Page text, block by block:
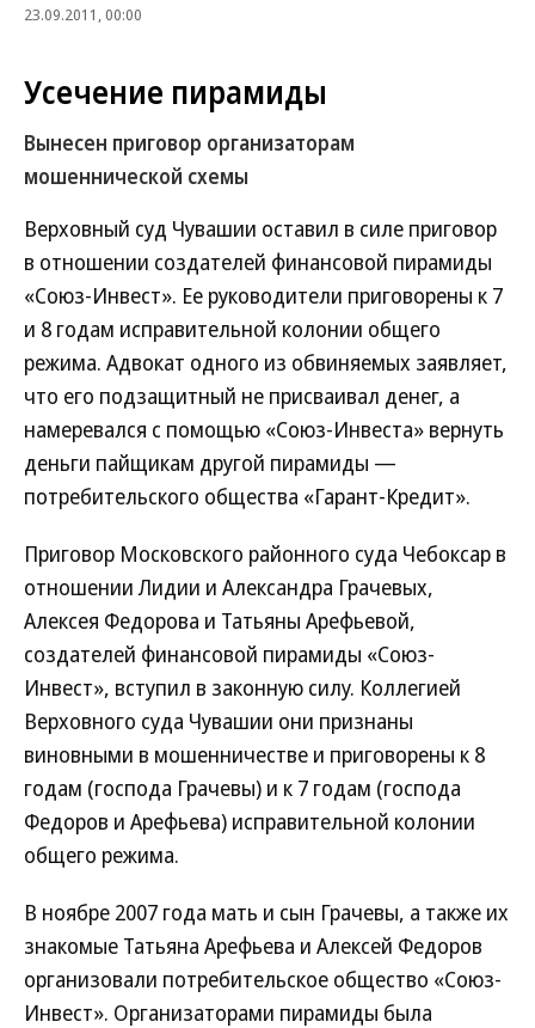
23.09.2011, 00:00
Усечение пирамиды
Вынесен приговор организаторам
мошеннической схемы
Верховный суд Чувашии оставил в силе приговор
в отношении создателей финансовой пирамиды
«Союз-Инвест». Ее руководители приговорены к 7
и 8 годам исправительной колонии общего
режима. Адвокат одного из обвиняемых заявляет,
что его подзащитный не присваивал денег, а
намеревался с помощью «Союз-Инвеста» вернуть
деньги пайщикам другой пирамиды —
потребительского общества «Гарант-Кредит».
Приговор Московского районного суда Чебоксар в
отношении Лидии и Александра Грачевых,
Алексея Федорова и Татьяны Арефьевой,
создателей финансовой пирамиды «Союз-
Инвест», вступил в законную силу. Коллегией
Верховного суда Чувашии они признаны
виновными в мошенничестве и приговорены к 8
годам (господа Грачевы) и к 7 годам (господа
Федоров и Арефьева) исправительной колонии
общего режима.
В ноябре 2007 года мать и сын Грачевы, а также их
знакомые Татьяна Арефьева и Алексей Федоров
организовали потребительское общество «Союз-
Инвест». Организаторами пирамиды была